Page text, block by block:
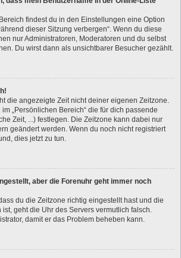
findest du in den Einstellungen eine Option
dieser Sitzung verbergen“. Wenn du diese
nur Administratoren, Moderatoren und du selbst
Du wirst dann als unsichtbarer Besucher gezählt.
die angezeigte Zeit nicht deiner eigenen Zeitzone.
„Persönlichen Bereich“ die für dich passende
Zeit, ...) festlegen. Die Zeitzone kann dabei nur
geändert werden. Wenn du noch nicht registriert
dies jetzt zu tun.
aber die Forenuhr geht immer noch
du die Zeitzone richtig eingestellt hast und die
ist, geht die Uhr des Servers vermutlich falsch.
damit er das Problem beheben kann.